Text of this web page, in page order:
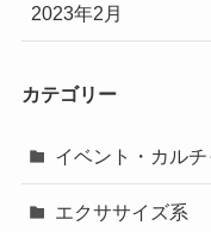
2023年2月
カテゴリー
イベント・カルチ
エクササイズ系